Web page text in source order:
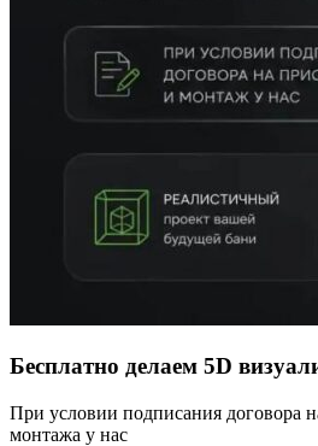
Бесплатно делаем 5D
При условии подписания договора
монтажа у нас